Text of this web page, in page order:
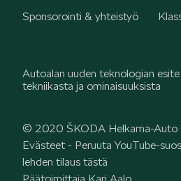
Sponsorointi & yhteistyö
Autoalan uuden teknologian
tekniikasta ja ominaisuuksista
© 2020 ŠKODA Helkama-Auto
Evästeet- Peruuta YouTube-
lehden tilaus tästä